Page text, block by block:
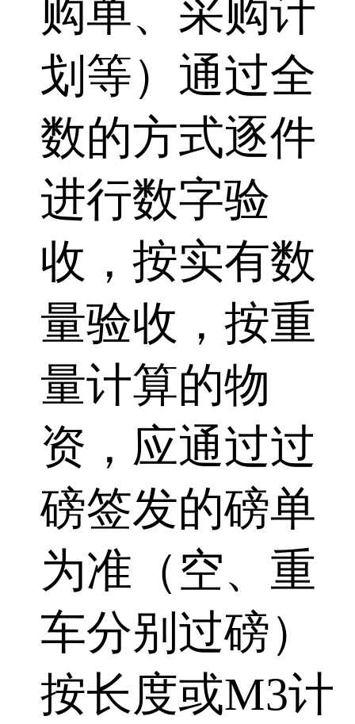
购单、采购计
划等）通过全
数的方式逐件
进行数字验
收，按实有数
量验收，按重
量计算的物
资，应通过过
磅签发的磅单
为准（空、重
车分别过磅）
按长度或M3计